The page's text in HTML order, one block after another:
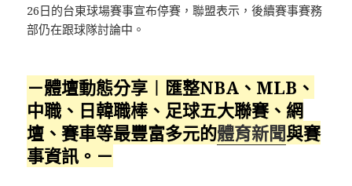
26日的台東球場賽事宣布停賽，聯盟表示，後續賽事賽務
部仍在跟球隊討論中。
－體壇動態分享︱匯整NBA、MLB、
中職、日韓職棒、足球五大聯賽、網
壇、賽車等最豐富多元的體育新聞與賽
事資訊。－